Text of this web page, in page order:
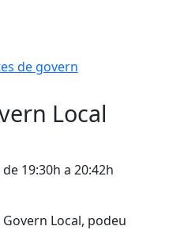
de govern
Local
19:30h a 20:42h
Local, podeu